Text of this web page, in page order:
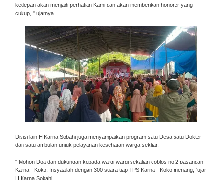
kedepan akan menjadi perhatian Kami dan akan memberikan honorer yang
cukup, " ujarnya.
Disisi lain H Karna Sobahi juga menyampaikan program satu Desa satu Dokter
dan satu ambulan untuk pelayanan kesehatan warga sekitar.
" Mohon Doa dan dukungan kepada wargi wargi sekalian coblos no 2 pasangan
Karna - Koko, Insyaallah dengan 300 suara tiap TPS Karna - Koko menang, "ujar
H Karna Sobahi